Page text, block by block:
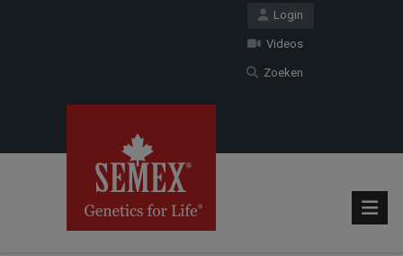
Login
Videos
Zoeken